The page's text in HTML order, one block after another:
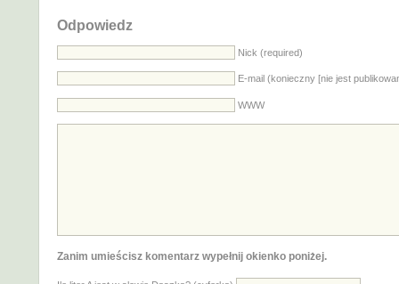
Odpowiedz
Nick (required)
E-mail (konieczny [nie jest
WWW
Zanim umieścisz komentarz wypełnij okienko poniżej.